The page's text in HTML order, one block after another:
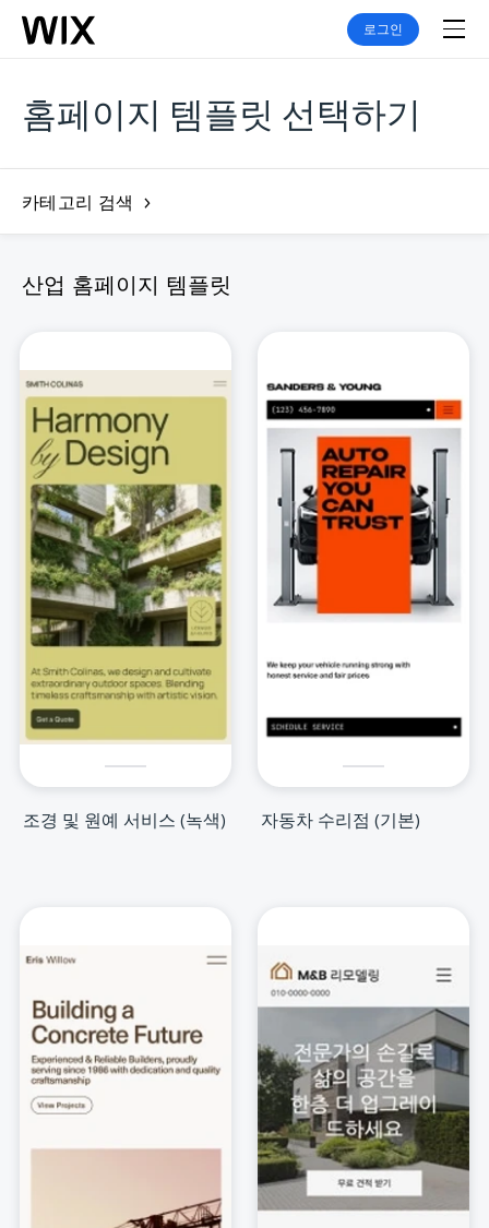
로그인
홈페이지 템플릿 선택하기
카테고리 검색
산업 홈페이지 템플릿
조경 및 원예 서비스 (녹색) 자동차 수리점 (기본)